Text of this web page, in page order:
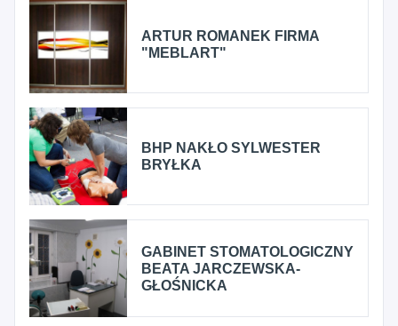
ARTUR ROMANEK FIRMA
"MEBLART"
BHP NAKŁO SYLWESTER
BRYŁKA
GABINET STOMATOLOGICZNY
BEATA JARCZEWSKA-
GŁOŚNICKA